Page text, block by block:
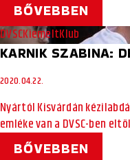
BŐVEBBEN
DVSCKiemeltKlub
KARNIK SZABINA:
2020.04.22.
Nyártól Kisvárdán
emléke van a DVSC-ben
BŐVEBBEN